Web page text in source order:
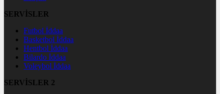
SERVİSLER
Futbol İddaa
Basketbol İddaa
Hentbol İddaa
Bilardo İddaa
Voleybol İddaa
SERVİSLER 2